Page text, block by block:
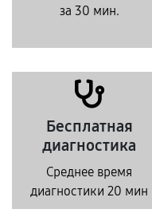
за 30 мин.
Бесплатная
диагностика
Среднее время
диагностики 20 мин